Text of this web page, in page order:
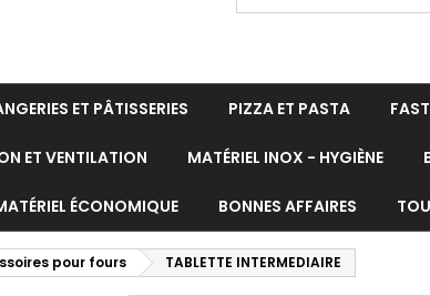
ET PÂTISSERIES PIZZA ET PASTA
ET VENTILATION MATÉRIEL INOX - HYGIÈNE
ÉCONOMIQUE BONNES AFFAIRES
pour fours TABLETTE INTERMEDIAIRE